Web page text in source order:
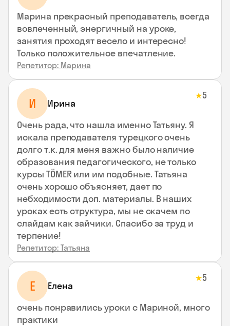
Марина прекрасный преподаватель, всегда
вовлеченный, энергичный на уроке,
занятия проходят весело и интересно!
Только положительное впечатление.
Репетитор: Марина
И Ирина
★5
Очень рада, что нашла именно Татьяну. Я
искала преподавателя турецкого очень
долго т.к. для меня важно было наличие
образования педагогического, не только
курсы TÖMER или им подобные. Татьяна
очень хорошо объясняет, дает по
небходимости доп. материалы. В наших
уроках есть структура, мы не скачем по
слайдам как зайчики. Спасибо за труд и
терпение!
Репетитор: Татьяна
Е Елена
★5
очень понравились уроки с Мариной, много
практики